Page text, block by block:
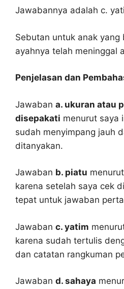
Jawabannya adalah c.
Sebutan untuk anak yang
ayahnya telah meninggal
Penjelasan dan
Jawaban a. ukuran atau
disepakati menurut saya
sudah menyimpang jauh
ditanyakan.
Jawaban b. piatu
karena setelah saya cek
tepat untuk jawaban
Jawaban c. yatim
karena sudah tertulis
dan catatan rangkuman
Jawaban d. sahaya